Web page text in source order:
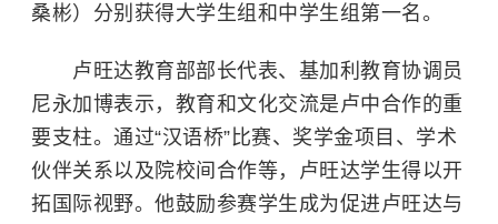
桑彬）分别获得大学生组和中学生组第一名。
卢旺达教育部部长代表、基加利教育协调员
尼永加博表示，教育和文化交流是卢中合作的重
要支柱。通过“汉语桥”比赛、奖学金项目、学术
伙伴关系以及院校间合作等，卢旺达学生得以开
拓国际视野。他鼓励参赛学生成为促进卢旺达与